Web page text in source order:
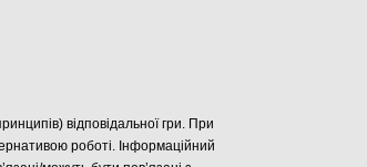
відповідальної гри. При
роботі. Інформаційний